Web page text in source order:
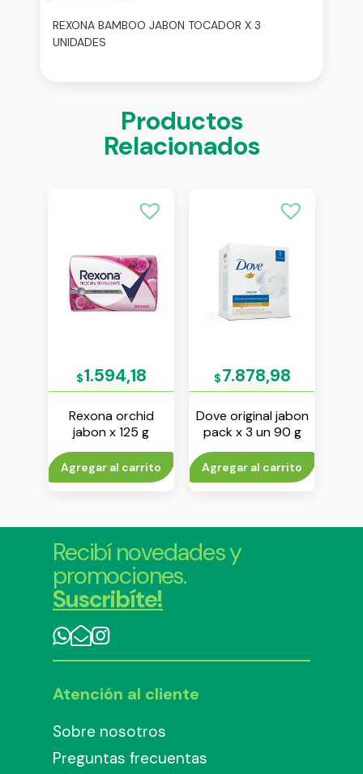
REXONA BAMBOO JABON TOCADOR X 3
UNIDADES
Productos
Relacionados
$1.594,18
Rexona orchid
jabon x 125 g
Agregar al carrito
$7.878,98
Dove original jabon
pack x 3 un 90 g
Agregar al carrito
Recibí novedades y
promociones.
Suscribíte!
Atención al cliente
Sobre nosotros
Preguntas frecuentas